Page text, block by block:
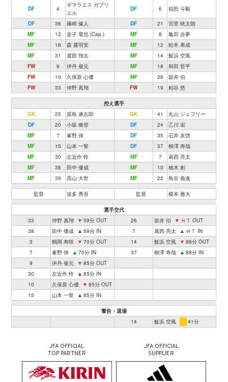
DF 4
ギマラエス ガブリ
エル
DF 6 稲田 斗毅
DF 36 篠崎 健人 DF 21
宮里 晄太朗
MF
12 金子 竜也 (Cap.) MF 8
亀田 歩夢
MF
16 森 露羽安 MF 12
松本 果成
MF
31 渡部 翔太 MF 14
飯浜 空風
FW
9 伊丹 俊元 MF 18
和田 哲平
FW
10 久保原 心優 MF 26
坂井 伯
FW
33 仲野 真翔 FW 19 粕谷 悠
控え選手
GK
25 原島 康志郎 GK 41
丸山 ジェフリー
DF
20 小坂 脩登 DF 24
乙川 宙
MF
7 峯野 倖 DF 35
石井 友啓
MF
15 山本 一誓 DF 37
柳澤 寿哉
MF
30 左近作 怜 MF 7
葛西 亮太
MF
38 田中 優成 MF 10
柚木 創
MF
39 髙山 大世 MF 22 島谷 義進
監督 波多 秀吾 監督 榎本 雅大
選手交代
33
仲野 真翔 ▼ 59分 OUT 26 坂井 伯 ▼ ＨＴ OUT
38
田中 優成 ▲ 59分 IN 7 葛西 亮太 ▲ ＨＴ IN
3
鶴岡 寿咲 ▼ 70分 OUT 14 飯浜 空風 ▼ 88分 OUT
7
峯野 倖 ▲ 70分 IN 37 柳澤 寿哉 ▲ 88分 IN
9
伊丹 俊元 ▼ 85分 OUT
30
左近作 怜 ▲ 85分 IN
10
久保原 心優 ▼ 85分 OUT
15
山本 一誓 ▲ 85分 IN
警告・退場
14
飯浜 空風 41分
JFA OFFICIAL
TOP PARTNER
JFA OFFICIAL
SUPPLIER